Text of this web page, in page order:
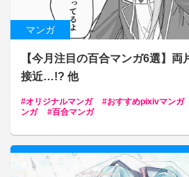
マンガ
【今月注目の百合マンガ6選】両
接近…!? 他
オリジナルマンガ おすすめpixivマンガ
ンガ
百合マンガ